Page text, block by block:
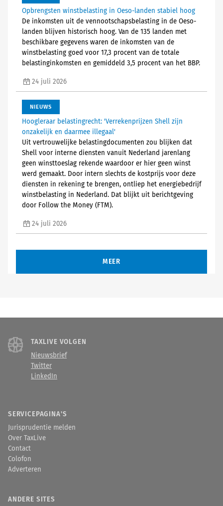
Opbrengsten winstbelasting in Oeso-landen stabiel hoog
De inkomsten uit de vennootschapsbelasting in de Oeso-
landen blijven historisch hoog. Van de 135 landen met
beschikbare gegevens waren de inkomsten van de
winstbelasting goed voor 17,3 procent van de totale
belastinginkomsten en gemiddeld 3,5 procent van het BBP.
24 juli 2026
NIEUWS
Hoogleraar belastingrecht: 'Verrekenprijzen Shell zijn
onzakelijk en daarmee illegaal'
Uit vertrouwelijke belastingdocumenten zou blijken dat
Shell voor interne diensten vanuit Nederland jarenlang
geen winsttoeslag rekende waardoor er hier geen winst
werd gemaakt. Door intern slechts de kostprijs voor deze
diensten in rekening te brengen, ontliep het energiebedrijf
winstbelasting in Nederland. Dat blijkt uit berichtgeving
door Follow the Money (FTM).
24 juli 2026
MEER
TAXLIVE VOLGEN
Nieuwsbrief
Twitter
LinkedIn
SERVICEPAGINA'S
Jurisprudentie melden
Over TaxLive
Contact
Colofon
Adverteren
ANDERE SITES